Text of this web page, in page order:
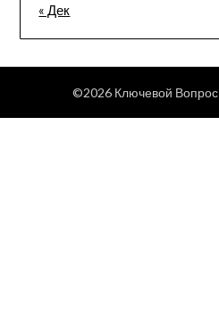
« Дек
©2026 Ключевой Вопрос